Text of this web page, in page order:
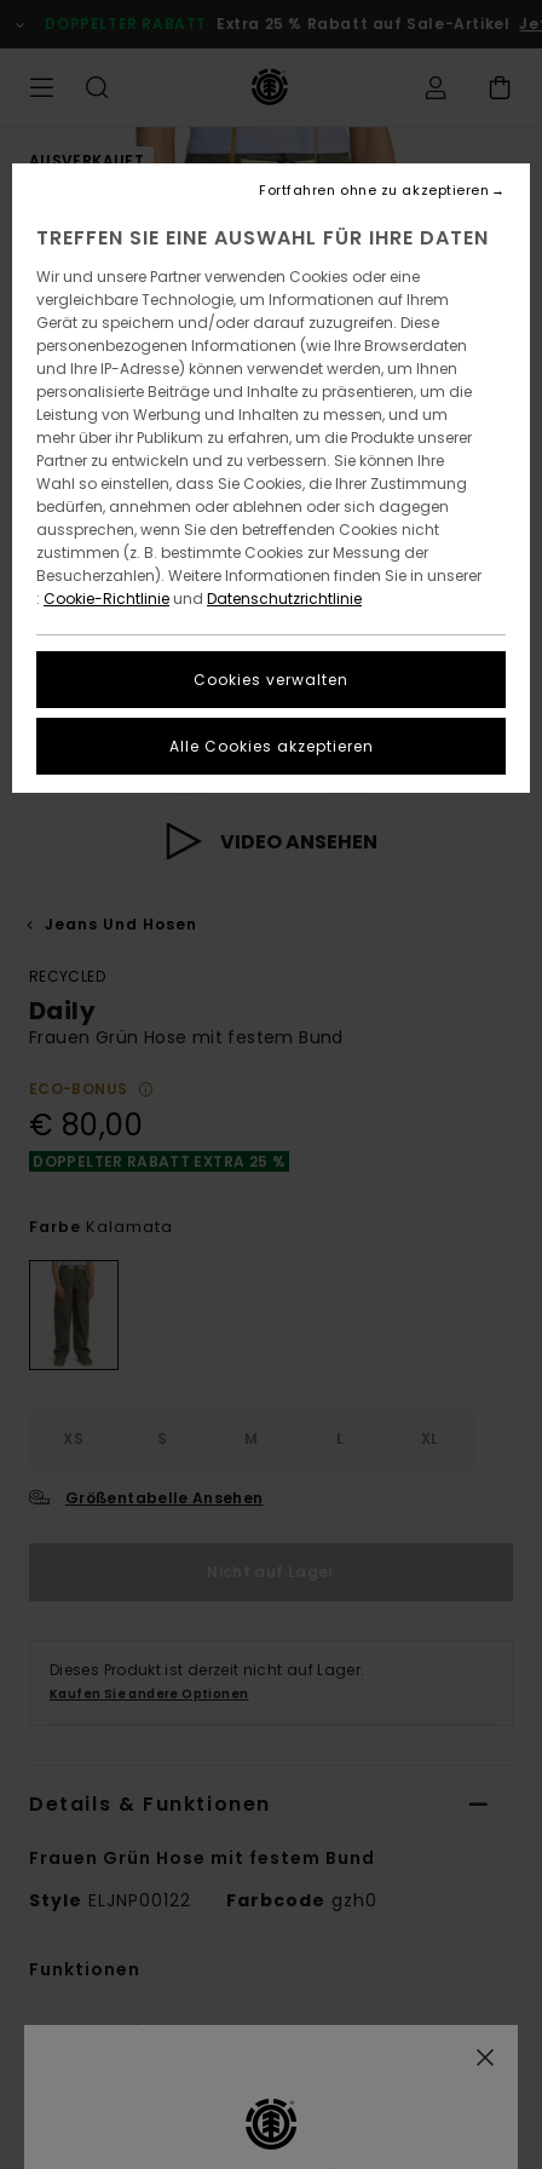
zur
Produktinformation
DOPPELTER RABATT Extra 25 % Rabatt auf Sale-Artikel
AUSVERKAUFT
VIDEO ANSEHEN
Jeans Und Hosen
RECYCLED
Daily
Frauen Grün Hose mit festem Bund
ECO-BONUS
€ 80,00
DOPPELTER RABATT EXTRA 25 %
Farbe Kalamata
XS S M L XL
Größentabelle Ansehen
Dieses Produkt ist derzeit nicht auf Lager.
Kaufen Sie andere Optionen
Details & Funktionen
Frauen Grün Hose mit festem Bund
Style ELJNP00122 Farbcode gzh0
Funktionen
Kollektion:Mainline-Kollektion
Popelinegewebe aus 50 % Baumwolle
und 50 % recycelter Baumwolle [170 g/m2]
Conscious by Nature:Recycelte Baumwolle
Loose Relaxed Fit
TREFFEN SIE EINE AUSWAHL FÜR IHRE DATEN
Wir und unsere Partner verwenden Cookies oder eine
vergleichbare Technologie, um Informationen auf Ihrem
Gerät zu speichern und/oder darauf zuzugreifen. Diese
personenbezogenen Informationen (wie Ihre Browserdaten
und Ihre IP-Adresse) können verwendet werden, um Ihnen
personalisierte Beiträge und Inhalte zu präsentieren, um die
Leistung von Werbung und Inhalten zu messen, und um
mehr über ihr Publikum zu erfahren, um die Produkte unserer
Partner zu entwickeln und zu verbessern. Sie können Ihre
Wahl so einstellen, dass Sie Cookies, die Ihrer Zustimmung
bedürfen, annehmen oder ablehnen oder sich dagegen
aussprechen, wenn Sie den betreffenden Cookies nicht
zustimmen (z. B. bestimmte Cookies zur Messung der
Besucherzahlen). Weitere Informationen finden Sie in unserer
: Cookie-Richtlinieund Datenschutzrichtlinie
Cookies verwalten
Fortfahren ohne zu akzeptieren
Alle Cookies akzeptieren